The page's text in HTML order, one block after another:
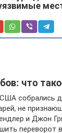
что
собрались
не
и Джон
переворот